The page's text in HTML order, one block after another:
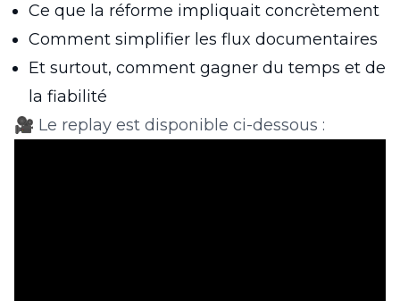
Ce que la réforme impliquait concrètement
Comment simplifier les flux documentaires
Et surtout, comment gagner du temps et de
la fiabilité
🎥 Le replay est disponible ci-dessous :